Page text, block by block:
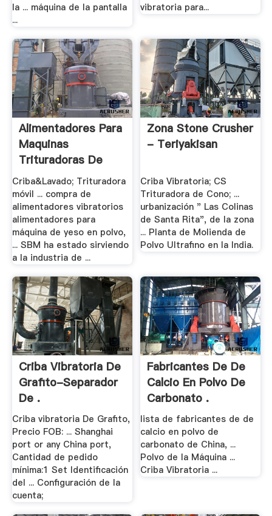
la ... máquina de la pantalla
...
vibratoria para...
Alimentadores Para
Maquinas
Trituradoras De
Piedra
Criba&Lavado; Trituradora
móvil ... compra de
alimentadores vibratorios
alimentadores para
máquina de yeso en polvo,
... SBM ha estado sirviendo
a la industria de ...
Zona Stone Crusher
- Teriyakisan
Criba Vibratoria; CS
Trituradora de Cono; ...
urbanización " Las Colinas
de Santa Rita", de la zona
... Planta de Molienda de
Polvo Ultrafino en la India.
Criba Vibratoria De
Grafito-Separador
De .
Criba vibratoria De Grafito,
Precio FOB: ... Shanghai
port or any China port,
Cantidad de pedido
mínima:1 Set Identificación
del ... Configuración de la
cuenta;
Fabricantes De De
Calcio En Polvo De
Carbonato .
lista de fabricantes de de
calcio en polvo de
carbonato de China, ...
Polvo de la Máquina ...
Criba Vibratoria ...